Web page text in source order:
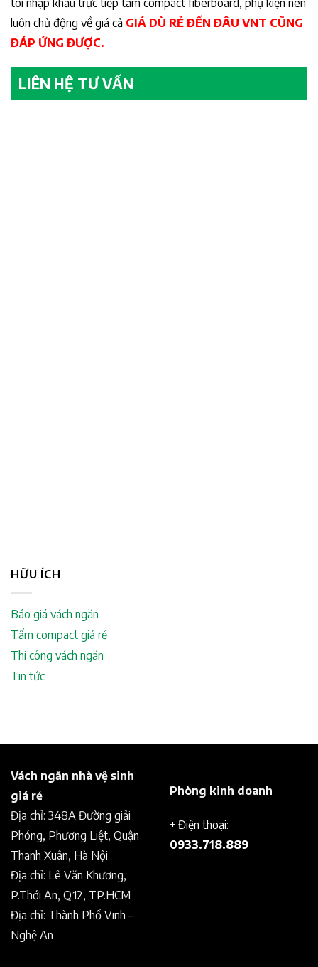
luôn chủ động về giá cả GIÁ DÙ RẺ ĐẾN ĐÂU VNT CŨNG
ĐÁP ỨNG ĐƯỢC.
LIÊN HỆ TƯ VẤN
HỮU ÍCH
Báo giá vách ngăn
Tấm compact giá rẻ
Thi công vách ngăn
Tin tức
Vách ngăn nhà vệ sinh
giá rẻ
Địa chỉ: 348A Đường giải
Phóng, Phương Liệt, Quận
Thanh Xuân, Hà Nội
Địa chỉ: Lê Văn Khương,
P.Thới An, Q.12, TP.HCM
Địa chỉ: Thành Phố Vinh –
Nghệ An
Phòng kinh doanh
+ Điện thoại:
0933.718.889